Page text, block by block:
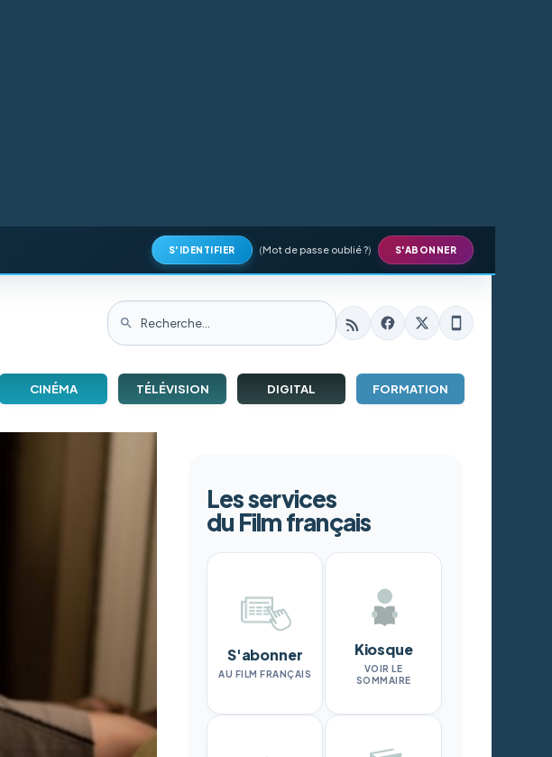
S'IDENTIFIER (Mot de passe oublié ?) S'ABONNER
CINÉMA TÉLÉVISION DIGITAL FORMATION
Les services
du Film français
S'abonner
AU FILM FRANÇAIS
Kiosque
VOIR LE
SOMMAIRE